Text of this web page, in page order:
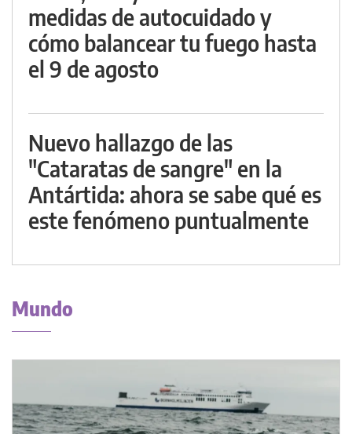
medidas de autocuidado y
cómo balancear tu fuego hasta
el 9 de agosto
Nuevo hallazgo de las
"Cataratas de sangre" en la
Antártida: ahora se sabe qué es
este fenómeno puntualmente
Mundo